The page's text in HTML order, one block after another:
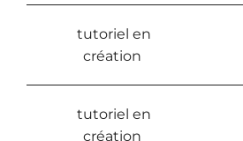
tutoriel en
création
tutoriel en
création